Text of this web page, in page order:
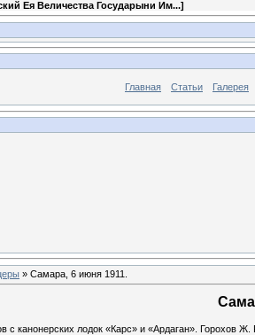
Ея Величества Государыни Им...]
Главная Статьи Галерея
» Самара, 6 июня 1911.
с канонерских лодок «Карс» и «Ардаган». Горохов